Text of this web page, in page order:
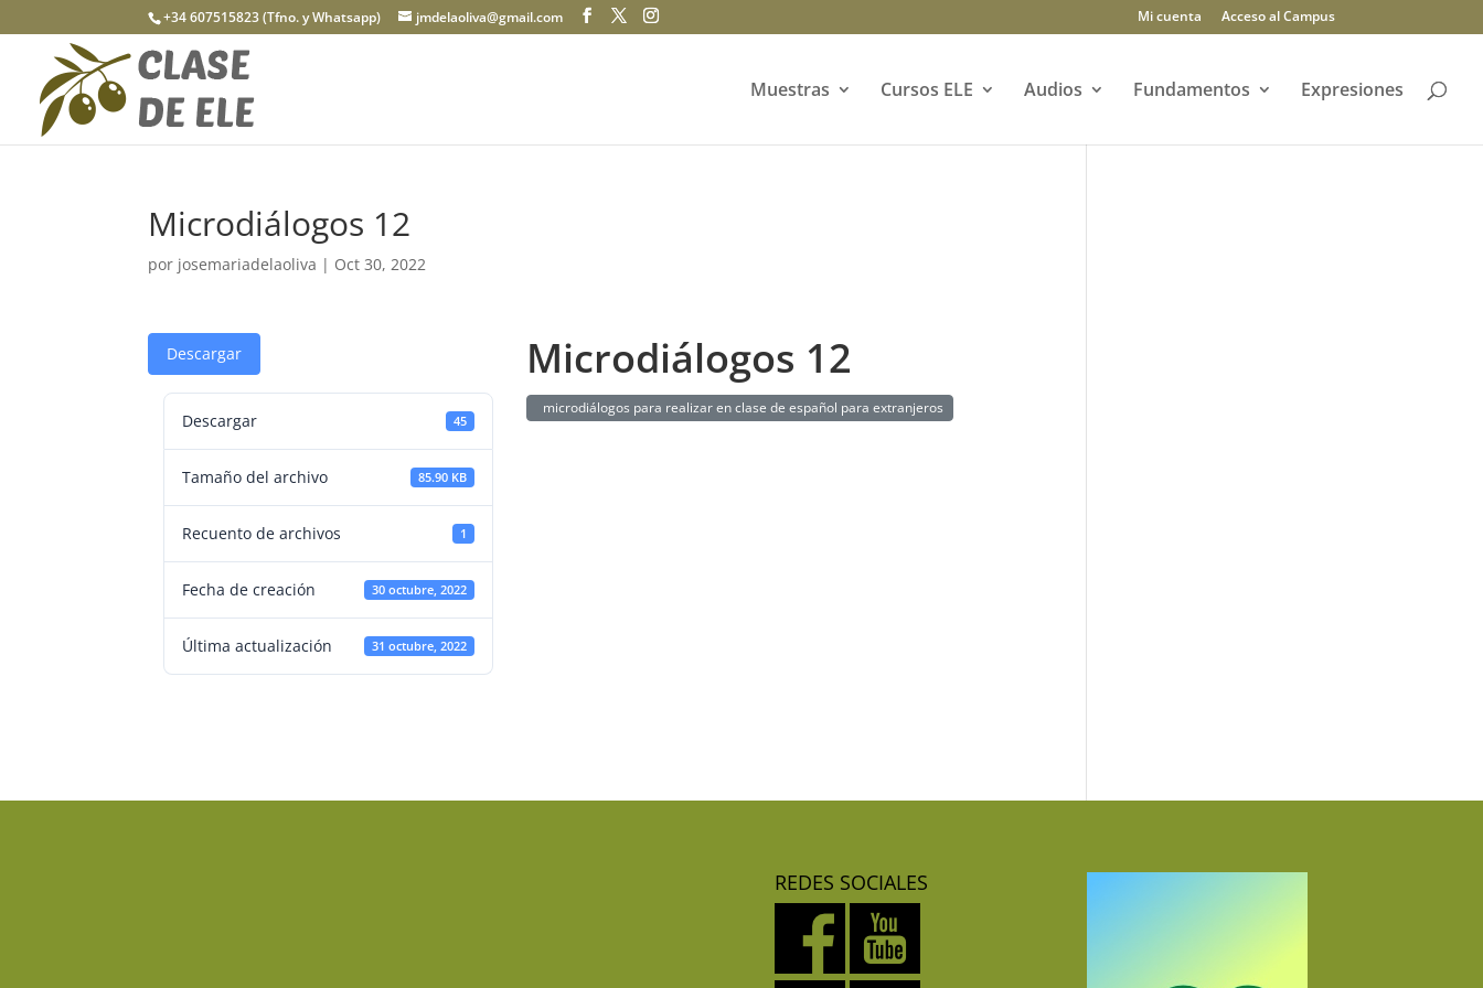
+34 607515823 (Tfno. y Whatsapp) jmdelaoliva@gmail.com Mi cuenta Acceso al Campus
Muestras Cursos ELE Audios Fundamentos Expresiones
Microdiálogos 12
por josemariadelaoliva | Oct 30, 2022
Descargar
Descargar 45
Tamaño del archivo 85.90 KB
Recuento de archivos 1
Fecha de creación 30 octubre, 2022
Última actualización 31 octubre, 2022
Microdiálogos 12
microdiálogos para realizar en clase de español para extranjeros
REDES SOCIALES